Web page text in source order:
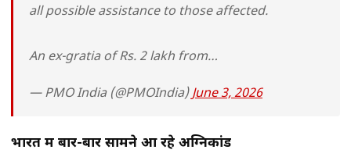
all possible assistance to those affected.
An ex-gratia of Rs. 2 lakh from…
— PMO India (@PMOIndia)June 3, 2026
भारत में बार-बार सामने आ रहे अग्निकांड